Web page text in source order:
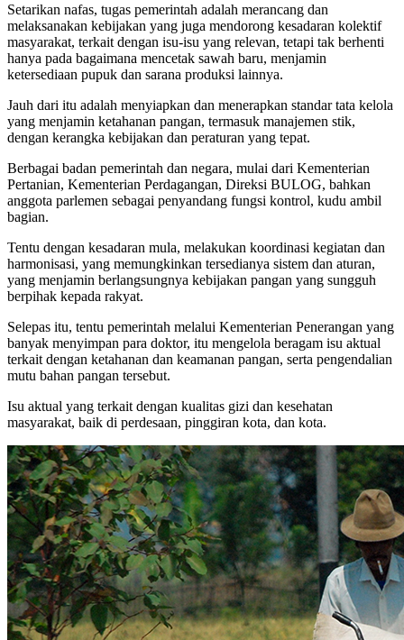
Setarikan nafas, tugas pemerintah adalah merancang dan
melaksanakan kebijakan yang juga mendorong kesadaran kolektif
masyarakat, terkait dengan isu-isu yang relevan, tetapi tak berhenti
hanya pada bagaimana mencetak sawah baru, menjamin
ketersediaan pupuk dan sarana produksi lainnya.
Jauh dari itu adalah menyiapkan dan menerapkan standar tata kelola
yang menjamin ketahanan pangan, termasuk manajemen stik,
dengan kerangka kebijakan dan peraturan yang tepat.
Berbagai badan pemerintah dan negara, mulai dari Kementerian
Pertanian, Kementerian Perdagangan, Direksi BULOG, bahkan
anggota parlemen sebagai penyandang fungsi kontrol, kudu ambil
bagian.
Tentu dengan kesadaran mula, melakukan koordinasi kegiatan dan
harmonisasi, yang memungkinkan tersedianya sistem dan aturan,
yang menjamin berlangsungnya kebijakan pangan yang sungguh
berpihak kepada rakyat.
Selepas itu, tentu pemerintah melalui Kementerian Penerangan yang
banyak menyimpan para doktor, itu mengelola beragam isu aktual
terkait dengan ketahanan dan keamanan pangan, serta pengendalian
mutu bahan pangan tersebut.
Isu aktual yang terkait dengan kualitas gizi dan kesehatan
masyarakat, baik di perdesaan, pinggiran kota, dan kota.